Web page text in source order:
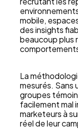
mobile,
des insights
beaucoup
La
mesurés. Sans
groupes
facilement mal
marketeurs à
réel de leur